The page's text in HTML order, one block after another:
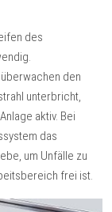
des
den
unterbricht,
aktiv. Bei
das
um Unfälle zu
frei ist.